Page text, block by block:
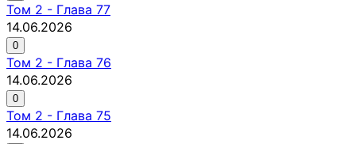
Том 2 - Глава 77
14.06.2026
0
Том 2 - Глава 76
14.06.2026
0
Том 2 - Глава 75
14.06.2026